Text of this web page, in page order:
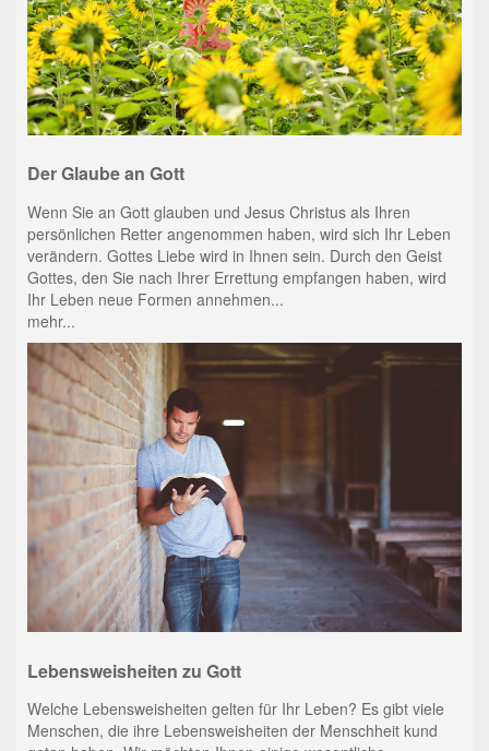
Der Glaube an Gott
Wenn Sie an Gott glauben und Jesus Christus als Ihren
persönlichen Retter angenommen haben, wird sich Ihr Leben
verändern. Gottes Liebe wird in Ihnen sein. Durch den Geist
Gottes, den Sie nach Ihrer Errettung empfangen haben, wird
Ihr Leben neue Formen annehmen...
mehr...
Lebensweisheiten zu Gott
Welche Lebensweisheiten gelten für Ihr Leben? Es gibt viele
Menschen, die ihre Lebensweisheiten der Menschheit kund